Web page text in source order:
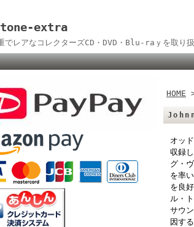
extra
でレアなコレクターズCD・DVD・Blu-raｙを取り
HOME
オッ
収録
グ・
を率
を良
ル・
サウ
因す